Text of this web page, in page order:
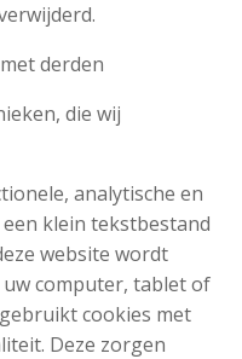
derden
die wij
analytische en
klein tekstbestand
website wordt
computer, tablet of
cookies met
Deze zorgen